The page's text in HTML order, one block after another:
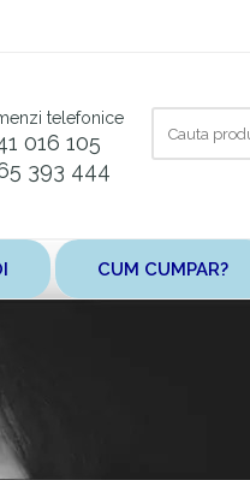
telefonice
016 105
393 444
aici
CUM CUMPAR?